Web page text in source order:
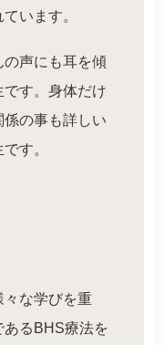
います。
の声にも耳を傾
す。身体だけ
の事も詳しい
す。
々な学びを重
るBHS療法を